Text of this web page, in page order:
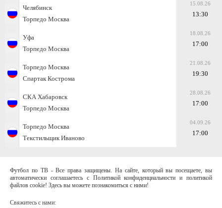
Челябинск
Торпедо Москва
15.08.26
13:30
Уфа
Торпедо Москва
18.08.26
17:00
Торпедо Москва
Спартак Кострома
21.08.26
19:30
СКА Хабаровск
Торпедо Москва
28.08.26
17:00
Торпедо Москва
Текстильщик Иваново
04.09.26
17:00
Футбол по ТВ - Все права защищены. На сайте, который вы посещаете, вы
автоматически соглашаетесь с Политикой конфиденциальности и политикой
файлов cookie! Здесь вы можете познакомиться с ними!
Свяжитесь с нами: